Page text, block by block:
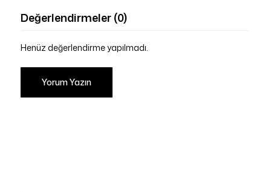
Değerlendirmeler (0)
Henüz değerlendirme yapılmadı.
Yorum Yazın